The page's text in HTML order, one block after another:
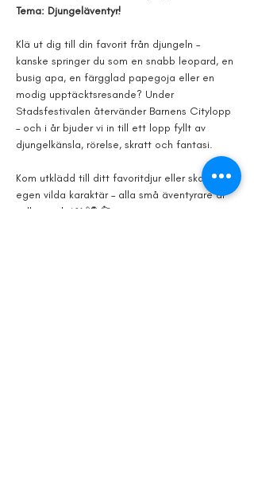
Tema: Djungeläventyr!
Klä ut dig till din favorit från djungeln –
kanske springer du som en snabb leopard, en
busig apa, en färgglad papegoja eller en
modig upptäcktsresande? Under
Stadsfestivalen återvänder Barnens Citylopp
– och i år bjuder vi in till ett lopp fyllt av
djungelkänsla, rörelse, skratt och fantasi.
Kom utklädd till ditt favoritdjur eller skapa din
egen vilda karaktär – alla små äventyrare är
välkomna! 🌿🐒🦜🐆